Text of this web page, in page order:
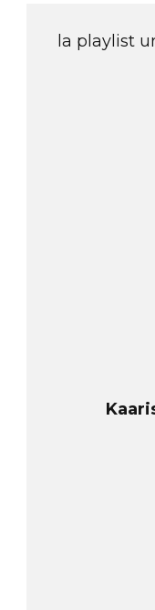
la playlist